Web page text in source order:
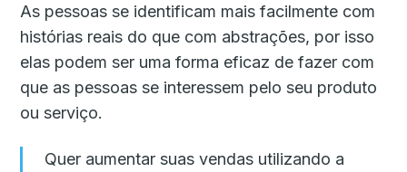
As pessoas se identificam mais facilmente com
histórias reais do que com abstrações, por isso
elas podem ser uma forma eficaz de fazer com
que as pessoas se interessem pelo seu produto
ou serviço.
Quer aumentar suas vendas utilizando a